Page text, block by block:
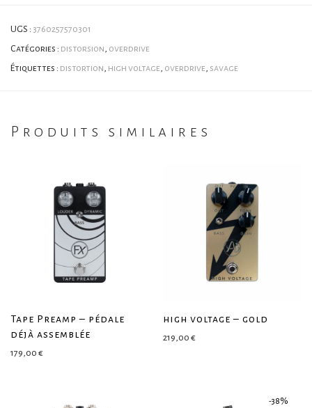
UGS : 3760257570301
Catégories : distorsion overdrive
Étiquettes : distortion high voltage overdrive savage
Produits similaires
Tape Preamp – pédale
déjà assemblée
179,00 €
high voltage – gold
219,00 €
-38%